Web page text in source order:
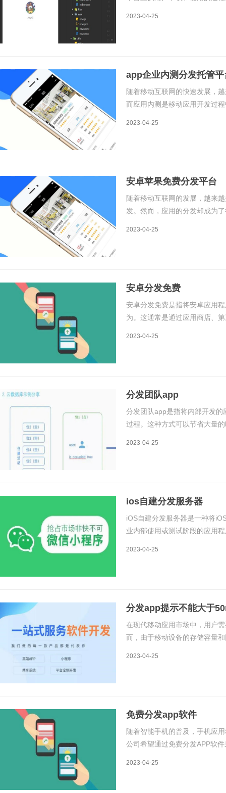
2023-04-25
app企业内测分发托管平
随着移动互联网的快速发展，
而应用内测是移动应用开发过
2023-04-25
安卓苹果免费分发平台
随着移动互联网的发展，越来
发。然而，应用的分发却成为
2023-04-25
安卓分发免费
安卓分发免费是指将安卓应用
为。这通常是通过应用商店、
2023-04-25
分发团队app
分发团队app是指将内部开发
过程。这种方式可以节省大量
2023-04-25
ios自建分发服务器
iOS自建分发服务器是一种将
业内部使用或测试阶段的应用
2023-04-25
分发app提示不能大于
在现代移动应用市场中，用户
而，由于移动设备的存储容量
2023-04-25
免费分发app软件
随着智能手机的普及，手机应
公司希望通过免费分发APP软
2023-04-25